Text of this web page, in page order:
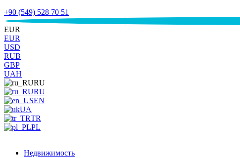
+90 (549) 528 70 51
€
EUR
EUR
USD
RUB
GBP
UAH
RU
RU
EN
UA
TR
PL
Недвижимость